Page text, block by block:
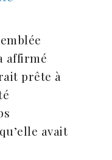
affirmé
prête à
avait